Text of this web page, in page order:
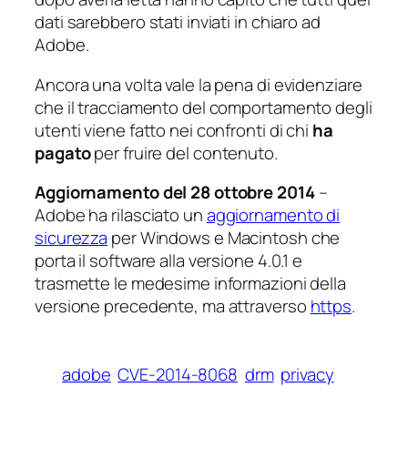
dati sarebbero stati inviati in chiaro ad
Adobe.
Ancora una volta vale la pena di evidenziare
che il tracciamento del comportamento degli
utenti viene fatto nei confronti di chi ha
pagatoper fruire del contenuto.
Aggiornamento del 28 ottobre 2014–
Adobe ha rilasciato unaggiornamento di
sicurezza per Windows e Macintosh che
porta il software alla versione 4.0.1 e
trasmette le medesime informazioni della
versione precedente, ma attraverso https.
adobe CVE-2014-8068 drm privacy